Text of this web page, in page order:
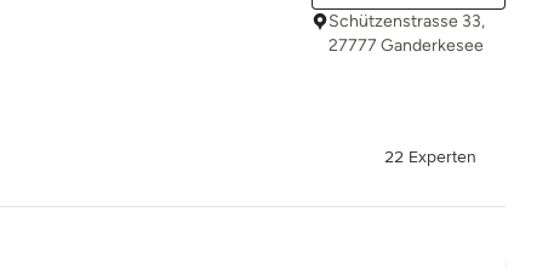
Schützenstrasse 33,
27777 Ganderkesee
22 Experten